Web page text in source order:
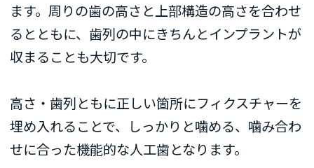
ます。周りの歯の高さと上部構造の高さを合わせ
るとともに、歯列の中にきちんとインプラントが
収まることも大切です。
高さ・歯列ともに正しい箇所にフィクスチャーを
埋め入れることで、しっかりと噛める、噛み合わ
せに合った機能的な人工歯となります。